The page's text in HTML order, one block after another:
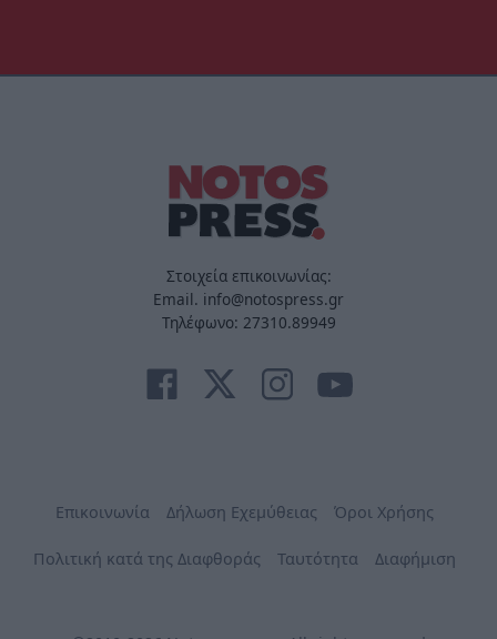
Στοιχεία επικοινωνίας:
Email. info@notospress.gr
Τηλέφωνο: 27310.89949
Επικοινωνία Δήλωση Εχεμύθειας Όροι Χρήσης
Πολιτική κατά της Διαφθοράς Ταυτότητα Διαφήμιση